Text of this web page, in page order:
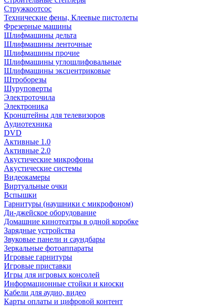
Стружкоотсос
Технические фены, Клеевые пистолеты
Фрезерные машины
Шлифмашины дельта
Шлифмашины ленточные
Шлифмашины прочие
Шлифмашины углошлифовальные
Шлифмашины эксцентриковые
Штроборезы
Шуруповерты
Электроточила
Электроника
Кронштейны для телевизоров
Аудиотехника
DVD
Активные 1.0
Активные 2.0
Акустические микрофоны
Акустические системы
Видеокамеры
Виртуальные очки
Вспышки
Гарнитуры (наушники с микрофоном)
Ди-джейское оборудование
Домашние кинотеатры в одной коробке
Зарядные устройства
Звуковые панели и саундбары
Зеркальные фотоаппараты
Игровые гарнитуры
Игровые приставки
Игры для игровых консолей
Информационные стойки и киоски
Кабели для аудио, видео
Карты оплаты и цифровой контент